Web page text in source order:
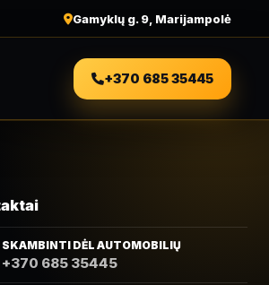
Gamyklų g. 9, Marijampolė
+370 685 35445
SKAMBINTI DĖL AUTOMOBILIŲ
+370 685 35445